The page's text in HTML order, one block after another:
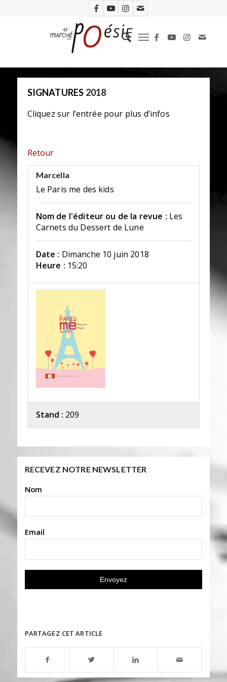
SIGNATURES 2018
Cliquez sur l’entrée pour plus d’infos
Retour
Marcella
Le Paris me des kids
Nom de l'éditeur ou de la revue : Les
Carnets du Dessert de Lune
Date : Dimanche 10 juin 2018
Heure : 15:20
Stand : 209
RECEVEZ NOTRE NEWSLETTER
Nom
Email
PARTAGEZ CET ARTICLE